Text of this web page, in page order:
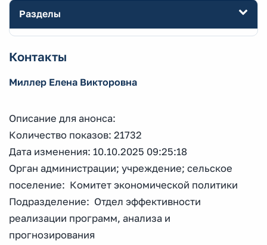
Разделы
Контакты
Миллер Елена Викторовна
Описание для анонса:
Количество показов: 21732
Дата изменения: 10.10.2025 09:25:18
Орган администрации; учреждение; сельское
поселение: Комитет экономической политики
Подразделение: Отдел эффективности
реализации программ, анализа и
прогнозирования